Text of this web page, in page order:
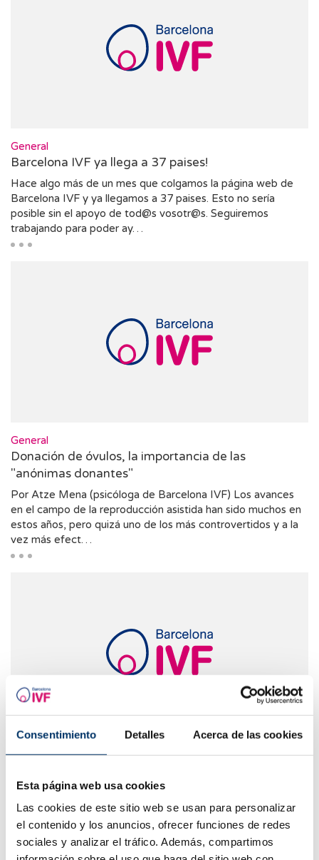
Consentimiento Detalles Acerca de las cookies
Esta página web usa cookies
Las cookies de este sitio web se usan para personalizar
el contenido y los anuncios, ofrecer funciones de redes
sociales y analizar el tráfico. Además, compartimos
General
Barcelona IVF ya llega a 37 paises!
Hace algo más de un mes que colgamos la página web de
Barcelona IVF y ya llegamos a 37 paises. Esto no sería
posible sin el apoyo de tod@s vosotr@s. Seguiremos
trabajando para poder ay…
General
Donación de óvulos, la importancia de las
"anónimas donantes"
Por Atze Mena (psicóloga de Barcelona IVF) Los avances
en el campo de la reproducción asistida han sido muchos en
estos años, pero quizá uno de los más controvertidos y a la
vez más efect…
General
Por Dr. R. Olivares En la actualidad donar óvulos es un acto
que se está generalizando. Existen múltiples razones para
ello. La principal es que el hecho de que la maternidad se